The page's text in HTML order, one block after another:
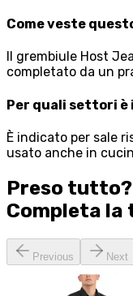
Come veste
Il grembiule Host
completato da un
Per quali settori
È indicato per sale
usato anche in
Preso tutto?
Completa la
Previous Next